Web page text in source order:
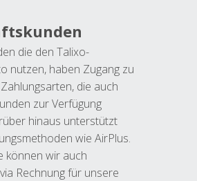
die den Talixo-
nutzen, haben Zugang zu
die auch
zur Verfügung
hinaus unterstützt
wie AirPlus.
können wir auch
Rechnung für unsere